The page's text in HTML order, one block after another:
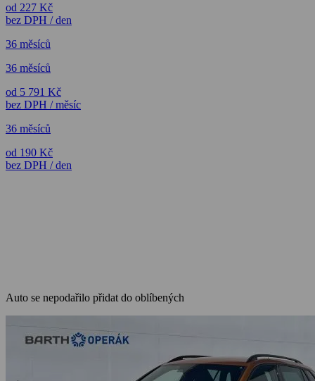
od 227 Kč
bez DPH / den
36 měsíců
36 měsíců
od 5 791 Kč
bez DPH / měsíc
36 měsíců
od 190 Kč
bez DPH / den
Auto se nepodařilo přidat do oblíbených